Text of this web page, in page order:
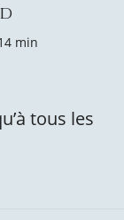
min
tous les